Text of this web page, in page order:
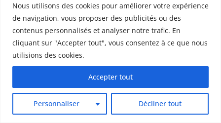
Nous utilisons des cookies pour améliorer votre expérience
de navigation, vous proposer des publicités ou des
contenus personnalisés et analyser notre trafic. En
cliquant sur "Accepter tout", vous consentez à ce que nous
utilisions des cookies.
Personnaliser Décliner tout
Accepter tout
Dons
Doxxing
Droit
Droit de la consommation
Droit de la santé
Droit du travail